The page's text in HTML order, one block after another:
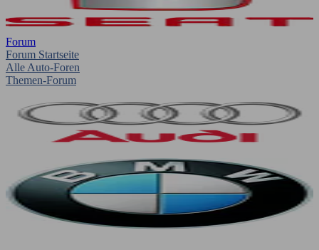
Forum
Forum Startseite
Alle Auto-Foren
Themen-Forum